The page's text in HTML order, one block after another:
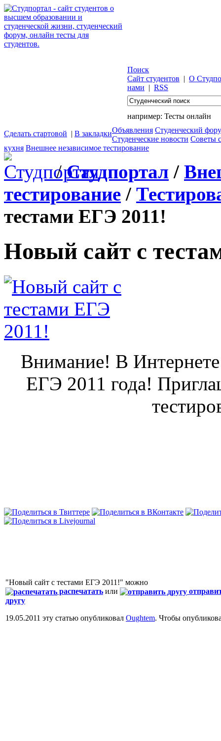
Поиск
Сайт студентов | О
нами | RSS
например: Тесты онлайн
Сделать стартовой | В закладкиОбъявления Студенческий
Студенческие новости Советы
кухня Внешнее независимое тестирование
/Студпортал /
тестирование /
тестами ЕГЭ 2011!
Новый сайт с
Внимание! В
ЕГЭ 2011 года!
"Новый сайт с тестами ЕГЭ 2011!" можно
распечатать или
другу
19.05.2011 эту статью опубликовал Oughtem. Чтобы